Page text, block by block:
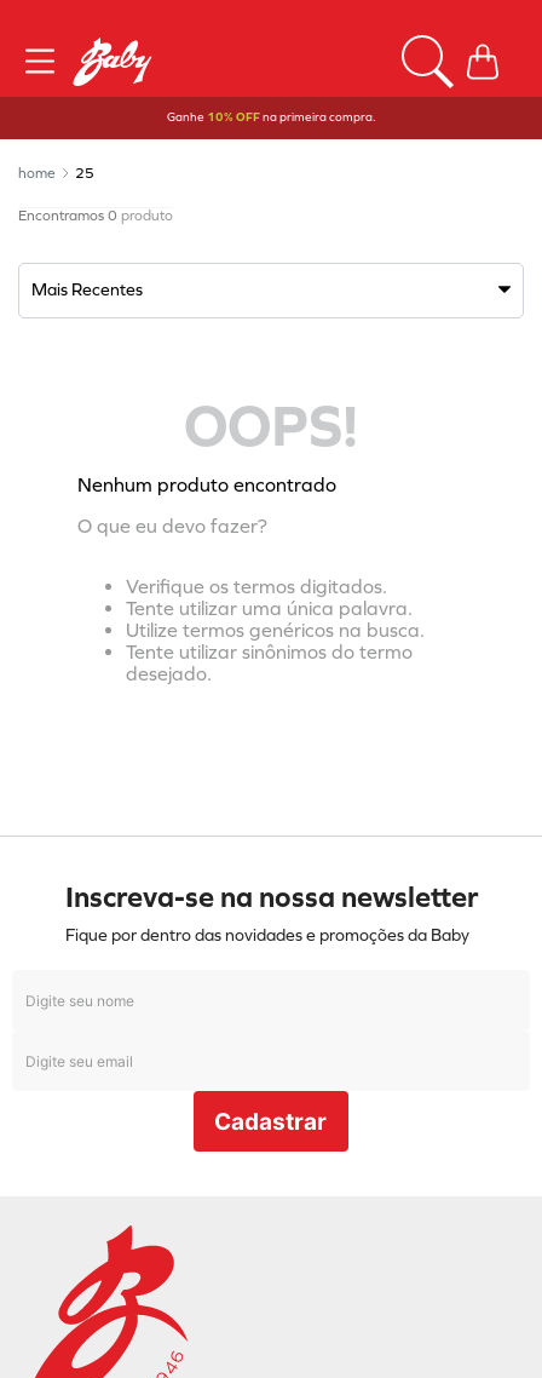
Ganhe 10% OFFna primeira compra.
25
0 produto
Mais Recentes
OOPS!
Nenhum produto encontrado
O que eu devo fazer?
Verifique os termos digitados.
Tente utilizar uma única palavra.
Utilize termos genéricos na busca.
Tente utilizar sinônimos do termo
desejado.
Inscreva-se na nossa newsletter
Fique por dentro das novidades e promoções da Baby
Cadastrar